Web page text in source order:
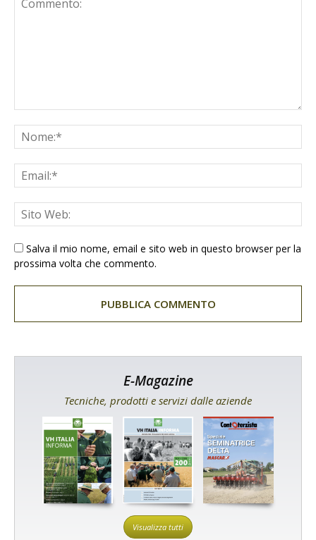
Salva il mio nome, email e sito web in questo browser per la
prossima volta che commento.
E-Magazine
Tecniche, prodotti e servizi dalle aziende
Visualizza tutti